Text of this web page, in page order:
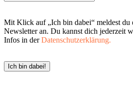
Mit Klick auf „Ich bin dabei“ meldest du
Newsletter an. Du kannst dich jederzeit
Infos in derDatenschutzerklärung.
Ich bin dabei!